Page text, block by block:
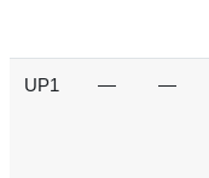
UP1 — —